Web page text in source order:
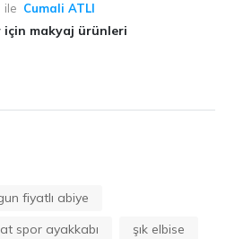
ile Cumali ATLI
için makyaj ürünleri
fiyatlı abiye
spor ayakkabı şık elbise